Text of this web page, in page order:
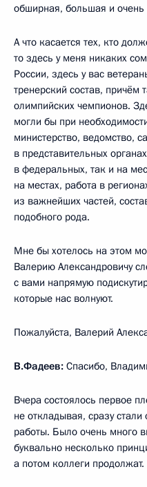
обширная, большая и очень
А что касается тех, кто
то здесь у меня никаких
России, здесь у вас
тренерский состав, причём
олимпийских чемпионов.
могли бы при
министерство, ведомство,
в представительных
в федеральных, так и на
на местах, работа в
из важнейших частей,
подобного рода.
Мне бы хотелось на этом
Валерию Александровичу
с вами напрямую
которые нас волнуют.
Пожалуйста, Валерий
В.Фадеев: Спасибо,
Вчера состоялось первое
не откладывая, сразу
работы. Было очень много
буквально несколько
а потом коллеги продолжат.